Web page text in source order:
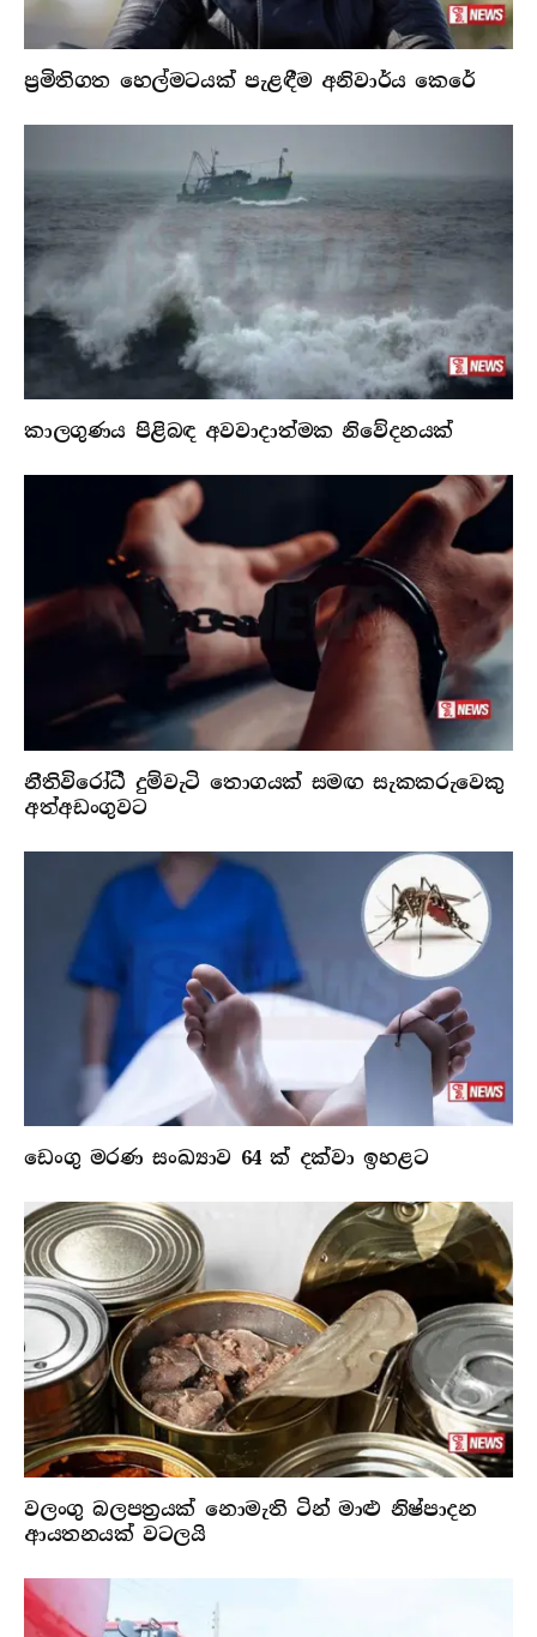
ප්‍රමිතිගත හෙල්මටයක් පැළඳීම අනිවාර්ය කෙරේ
කාලගුණය පිළිබඳ අවවාදාත්මක නිවේදනයක්
නීතිවිරෝධී දුම්වැටි තොගයක් සමඟ සැකකරුවෙකු
අත්අඩංගුවට
ඩෙංගු මරණ සංඛ්‍යාව 64 ක් දක්වා ඉහළට
වලංගු බලපත්‍රයක් නොමැති ටින් මාළු නිෂ්පාදන
ආයතනයක් වටලයි